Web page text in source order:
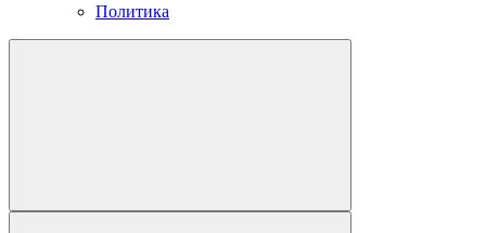
Политика